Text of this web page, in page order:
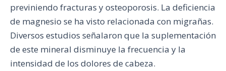
previniendo fracturas y osteoporosis. La deficiencia
de magnesio se ha visto relacionada con migrañas.
Diversos estudios señalaron que la suplementación
de este mineral disminuye la frecuencia y la
intensidad de los dolores de cabeza.